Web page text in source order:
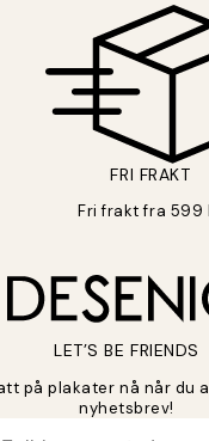
FRI FRAKT
Fri frakt fra 599
LET’S BE FRIENDS
på plakater nå når du
nyhetsbrev!